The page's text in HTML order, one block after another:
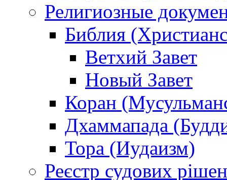
Религиозные
Библия
Ветхий Завет
Новый Завет
Коран
Дхаммапада
Тора (Иудаизм)
Реєстр судових